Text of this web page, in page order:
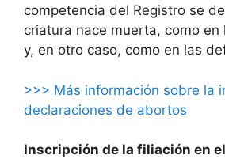
competencia del Registro se
criatura nace muerta, como en
y, en otro caso, como en las
>>> Más información sobre la
declaraciones de abortos
Inscripción de la filiación en